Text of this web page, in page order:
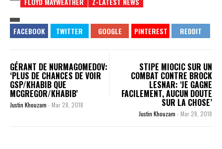
GÉRANT DE NURMAGOMEDOV:
‘PLUS DE CHANCES DE VOIR
GSP/KHABIB QUE
MCGREGOR/KHABIB’
Justin Khouzam - Mar 28, 2018
STIPE MIOCIC SUR UN
COMBAT CONTRE BROCK
LESNAR: ‘JE GAGNE
FACILEMENT, AUCUN DOUTE
SUR LA CHOSE’
Justin Khouzam - Mar 28, 2018